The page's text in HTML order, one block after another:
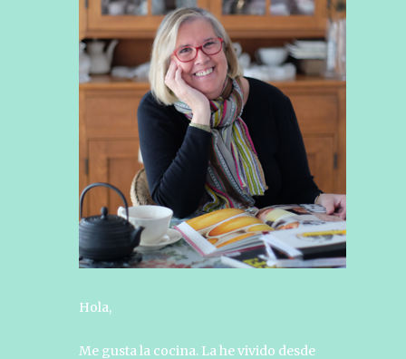
Hola,
Me gusta la cocina. La he vivido desde